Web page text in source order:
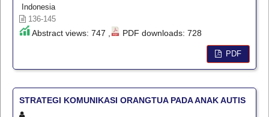
Indonesia
136-145
Abstract views: 747 , PDF downloads: 728
PDF
STRATEGI KOMUNIKASI ORANGTUA PADA ANAK AUTIS